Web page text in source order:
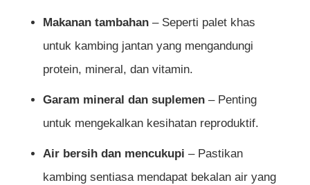
Makanan tambahan– Seperti palet khas
untuk kambing jantan yang mengandungi
protein, mineral, dan vitamin.
Garam mineral dan suplemen– Penting
untuk mengekalkan kesihatan reproduktif.
Air bersih dan mencukupi – Pastikan
kambing sentiasa mendapat bekalan air yang